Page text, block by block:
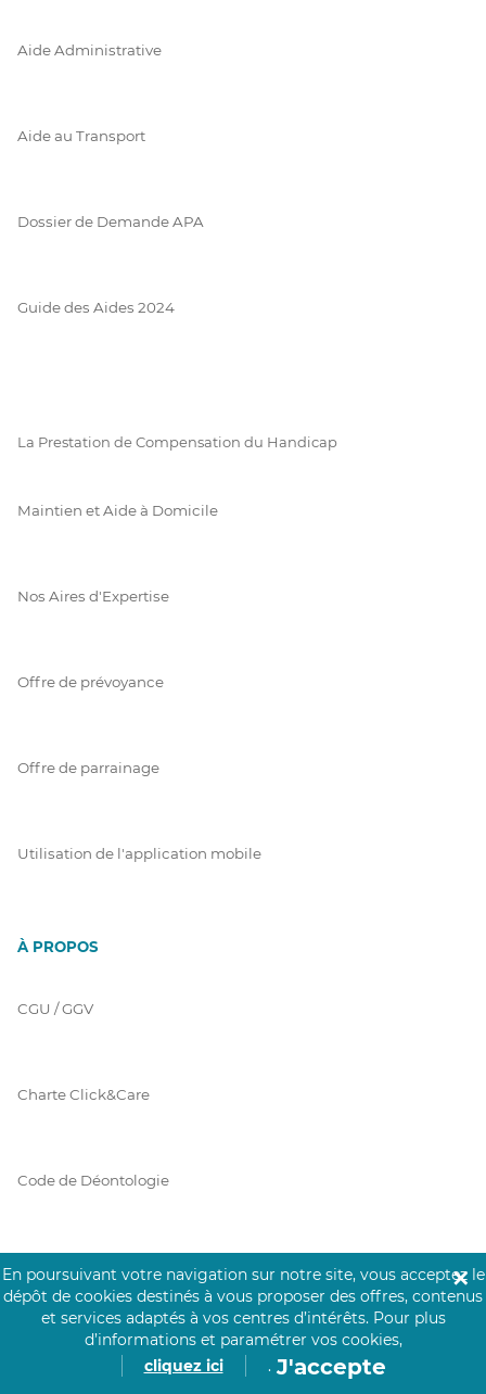
Aide Administrative
Aide au Transport
Dossier de Demande APA
Guide des Aides 2024
La Prestation de Compensation du Handicap
Maintien et Aide à Domicile
Nos Aires d'Expertise
Offre de prévoyance
Offre de parrainage
Utilisation de l'application mobile
À PROPOS
CGU / GGV
Charte Click&Care
Code de Déontologie
Mentions Légales
Prérequis Click&Care
En poursuivant votre navigation sur notre site, vous acceptez le
dépôt de cookies destinés à vous proposer des offres, contenus
et services adaptés à vos centres d’intérêts. Pour plus
d’informations et paramétrer vos cookies,
cliquez ici
. J'accepte
✕